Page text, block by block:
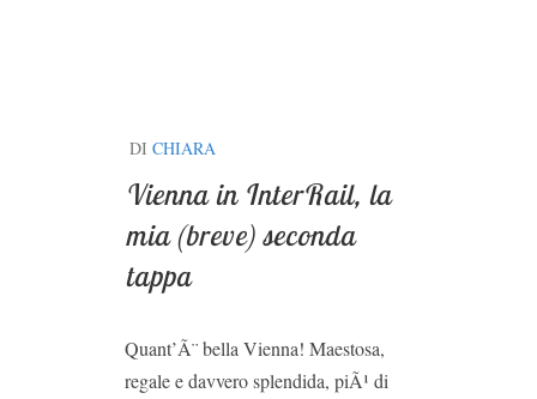
DI CHIARA
Vienna in InterRail, la
mia (breve) seconda
tappa
Quant’Ã¨ bella Vienna! Maestosa,
regale e davvero splendida, piÃ¹ di